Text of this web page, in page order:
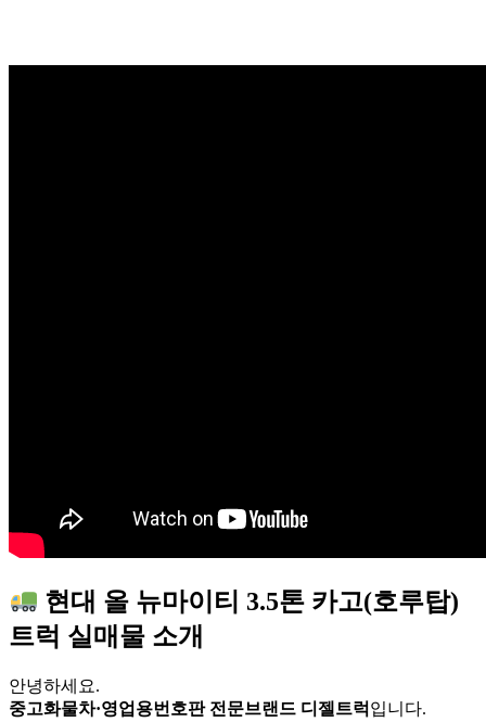
현대 올 뉴마이티 3.5톤 카고(호루탑)
트럭 실매물 소개
안녕하세요.
중고화물차·영업용번호판 전문브랜드 디젤트럭 입니다.